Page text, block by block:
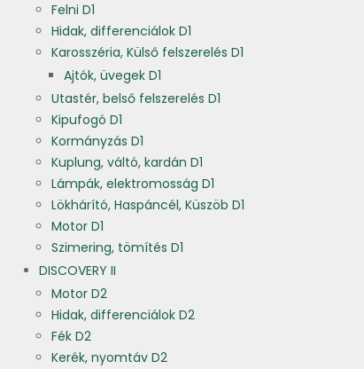
Felni D1
Hidak, differenciálok D1
Karosszéria, Külső felszerelés D1
Ajtók, üvegek D1
Utastér, belső felszerelés D1
Kipufogó D1
Kormányzás D1
Kuplung, váltó, kardán D1
Lámpák, elektromosság D1
Lökhárító, Haspáncél, Küszöb D1
Motor D1
Szimering, tömítés D1
DISCOVERY II
Motor D2
Hidak, differenciálok D2
Fék D2
Kerék, nyomtáv D2